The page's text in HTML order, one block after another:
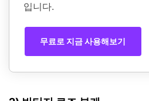
입니다.
무료로 지금 사용해보기